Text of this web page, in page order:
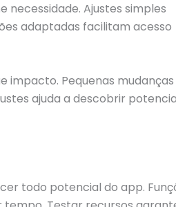
Ajustes simples
adaptadas facilitam acesso
impacto. Pequenas mudanças
ajuda a descobrir
todo potencial do app.